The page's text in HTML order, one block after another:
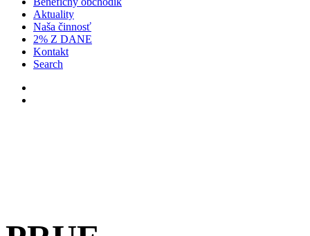
Aktuality
Naša činnosť
2% Z DANE
Kontakt
Search